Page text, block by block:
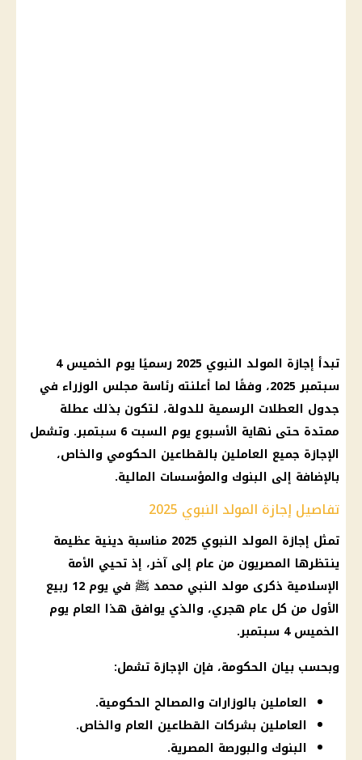
تبدأ إجازة المولد النبوي 2025 رسميًا يوم الخميس 4
سبتمبر 2025، وفقًا لما أعلنته رئاسة مجلس الوزراء في
جدول العطلات الرسمية للدولة، لتكون بذلك عطلة
ممتدة حتى نهاية الأسبوع يوم السبت 6 سبتمبر. وتشمل
الإجازة جميع العاملين بالقطاعين الحكومي والخاص،
بالإضافة إلى البنوك والمؤسسات المالية.
تفاصيل إجازة المولد النبوي 2025
تمثل إجازة المولد النبوي 2025 مناسبة دينية عظيمة
ينتظرها المصريون من عام إلى آخر، إذ تحيي الأمة
الإسلامية ذكرى مولد النبي محمد ﷺ في يوم 12 ربيع
الأول من كل عام هجري، والذي يوافق هذا العام يوم
الخميس 4 سبتمبر.
وبحسب بيان الحكومة، فإن الإجازة تشمل:
العاملين بالوزارات والمصالح الحكومية.
العاملين بشركات القطاعين العام والخاص.
البنوك والبورصة المصرية.